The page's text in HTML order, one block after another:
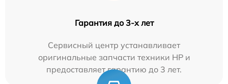
Гарантия до 3-х лет
Сервисный центр устанавливает
оригинальные запчасти техники HP и
предоставляет гарантию до 3 лет.